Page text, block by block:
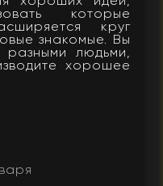
которые
круг
знакомые. Вы
разными людьми,
хорошее